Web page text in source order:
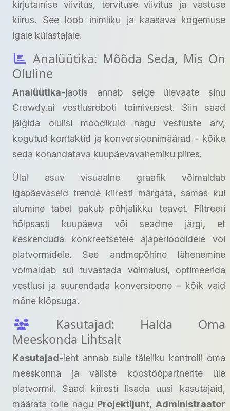
kirjutamise viivitus, tervituse viivitus ja vastuse
kiirus. See loob inimliku ja kaasava kogemuse
igale külastajale.
Analüütika: Mõõda Seda, Mis On
Oluline
Analüütika-jaotis annab selge ülevaate sinu
Crowdy.ai vestlusroboti toimivusest. Siin saad
jälgida olulisi mõõdikuid nagu vestluste arv,
kogutud kontaktid ja konversioonimäärad – kõike
seda kohandatava kuupäevavahemiku piires.
Ülal asuv visuaalne graafik võimaldab
igapäevaseid trende kiiresti märgata, samas kui
alumine tabel pakub põhjalikku teavet. Filtreeri
hõlpsasti kuupäeva või seadme järgi, et
keskenduda konkreetsetele ajaperioodidele või
platvormidele. See andmepõhine lähenemine
võimaldab sul tuvastada võimalusi, optimeerida
vestlusi ja suurendada konversioone – kõik vaid
mõne klõpsuga.
Kasutajad: Halda Oma
Meeskonda Lihtsalt
Kasutajad-leht annab sulle täieliku kontrolli oma
meeskonna ja väliste koostööpartnerite üle
platvormil. Saad kiiresti lisada uusi kasutajaid,
määrata rolle nagu Projektijuht, Administraator